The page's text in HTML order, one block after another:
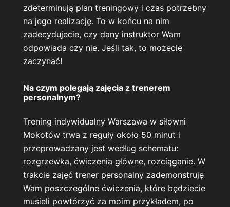
zdeterminują plan treningowy i czas potrzebny
na jego realizację. To w końcu na nim
zadecydujecie, czy dany instruktor Wam
odpowiada czy nie. Jeśli tak, to możecie
zaczynać!
Na czym polegają zajęcia z trenerem
personalnym?
Trening indywidualny Warszawa w siłowni
Mokotów trwa z reguły około 50 minut i
przeprowadzany jest według schematu:
rozgrzewka, ćwiczenia główne, rozciąganie. W
trakcie zajęć trener personalny zademonstruję
Wam poszczególne ćwiczenia, które będziecie
musieli powtórzyć za moim przykładem, po